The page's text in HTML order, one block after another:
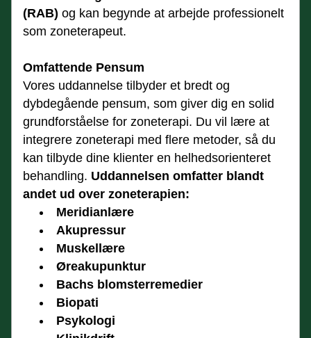
(RAB) og kan begynde at arbejde professionelt
som zoneterapeut.
Omfattende Pensum
Vores uddannelse tilbyder et bredt og
dybdegående pensum, som giver dig en solid
grundforståelse for zoneterapi. Du vil lære at
integrere zoneterapi med flere metoder, så du
kan tilbyde dine klienter en helhedsorienteret
behandling. Uddannelsen omfatter blandt
andet ud over zoneterapien:
Meridianlære
Akupressur
Muskellære
Øreakupunktur
Bachs blomsterremedier
Biopati
Psykologi